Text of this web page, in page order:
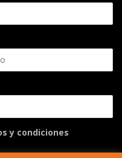
y condiciones